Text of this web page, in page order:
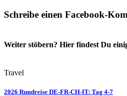
Schreibe einen Facebook-
Weiter stöbern? Hier findest Du
Travel
2026 Rundreise DE-FR-CH-IT: Tag 4-7